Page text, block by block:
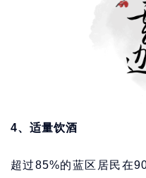
4、适量饮酒
超过85%的蓝区居民在